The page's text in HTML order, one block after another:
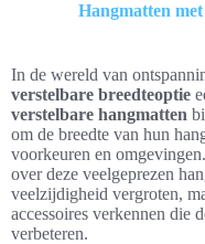
Hangmatten
In de wereld van
verstelbare breedteoptie
verstelbare hangmatten
om de breedte van hun
voorkeuren en
over deze veelgeprezen
veelzijdigheid vergroten,
accessoires verkennen die
verbeteren.